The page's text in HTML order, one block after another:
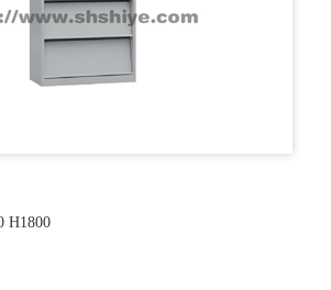
H1800